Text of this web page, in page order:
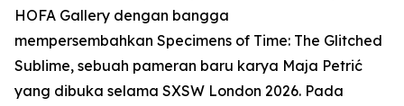
HOFA Gallery dengan bangga
mempersembahkan Specimens of Time: The Glitched
Sublime, sebuah pameran baru karya Maja Petrić
yang dibuka selama SXSW London 2026. Pada